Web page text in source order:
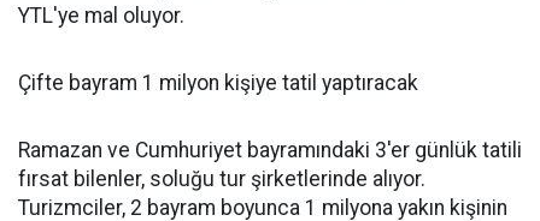
YTL'ye mal oluyor.
Çifte bayram 1 milyon kişiye tatil yaptıracak
Ramazan ve Cumhuriyet bayramındaki 3'er günlük tatili
fırsat bilenler, soluğu tur şirketlerinde alıyor.
Turizmciler, 2 bayram boyunca 1 milyona yakın kişinin